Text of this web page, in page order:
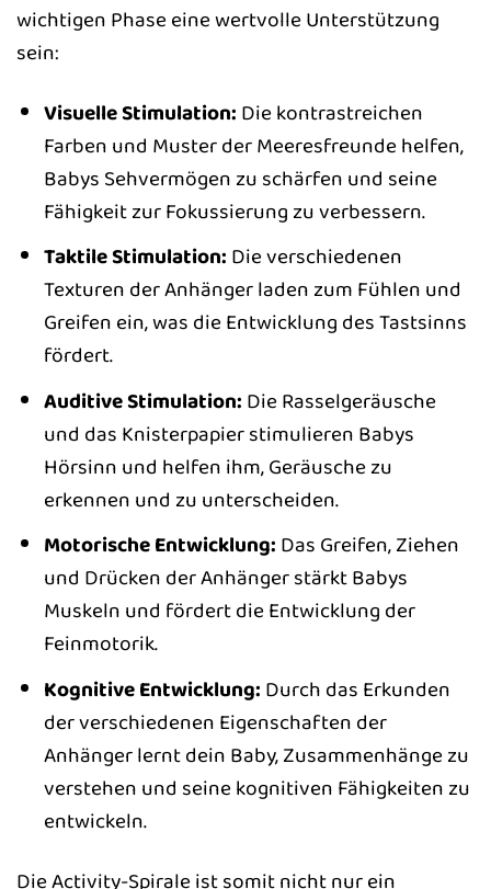
wichtigen Phase eine wertvolle Unterstützung
sein:
Visuelle Stimulation: Die kontrastreichen
Farben und Muster der Meeresfreunde helfen,
Babys Sehvermögen zu schärfen und seine
Fähigkeit zur Fokussierung zu verbessern.
Taktile Stimulation: Die verschiedenen
Texturen der Anhänger laden zum Fühlen und
Greifen ein, was die Entwicklung des Tastsinns
fördert.
Auditive Stimulation: Die Rasselgeräusche
und das Knisterpapier stimulieren Babys
Hörsinn und helfen ihm, Geräusche zu
erkennen und zu unterscheiden.
Motorische Entwicklung: Das Greifen, Ziehen
und Drücken der Anhänger stärkt Babys
Muskeln und fördert die Entwicklung der
Feinmotorik.
Kognitive Entwicklung: Durch das Erkunden
der verschiedenen Eigenschaften der
Anhänger lernt dein Baby, Zusammenhänge zu
verstehen und seine kognitiven Fähigkeiten zu
entwickeln.
Die Activity-Spirale ist somit nicht nur ein